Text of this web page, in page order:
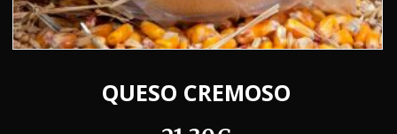
QUESO CREMOSO